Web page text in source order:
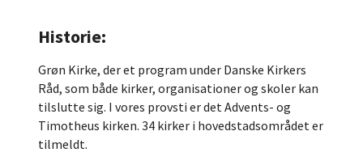
Historie:
Grøn Kirke, der et program under Danske Kirkers
Råd, som både kirker, organisationer og skoler kan
tilslutte sig. I vores provsti er det Advents- og
Timotheus kirken. 34 kirker i hovedstadsområdet er
tilmeldt.